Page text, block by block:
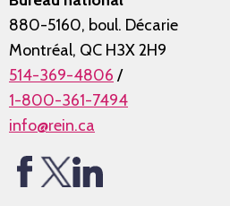
880-5160, boul. Décarie
Montréal, QC H3X 2H9
514-369-4806 /
1-800-361-7494
info@rein.ca